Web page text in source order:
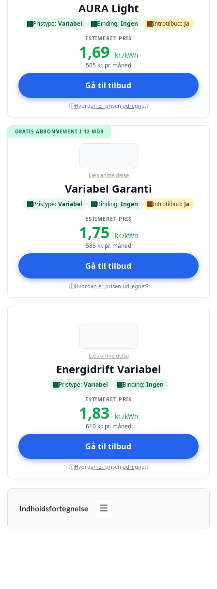
AURA Light
Pristype: Variabel Binding: Ingen Introtilbud: Ja
ESTIMERET PRIS
1,69 kr./kWh
565 kr. pr. måned
Gå til tilbud
i Hvordan er prisen udregnet?
GRATIS ABBONNEMENT I 12 MDR
Læs anmeldelse
Variabel Garanti
Pristype: Variabel Binding: Ingen Introtilbud: Ja
ESTIMERET PRIS
1,75 kr./kWh
585 kr. pr. måned
Gå til tilbud
i Hvordan er prisen udregnet?
Læs anmeldelse
Energidrift Variabel
Pristype: Variabel Binding: Ingen
ESTIMERET PRIS
1,83 kr./kWh
610 kr. pr. måned
Gå til tilbud
i Hvordan er prisen udregnet?
Indholdsfortegnelse